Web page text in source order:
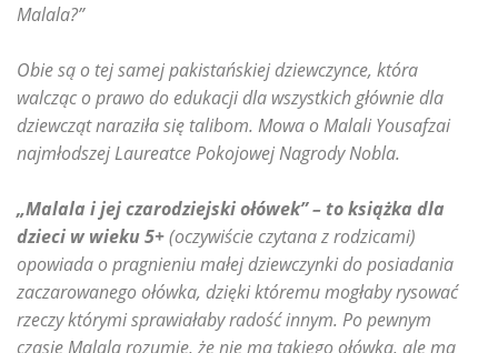
Malala?”
Obie są o tej samej pakistańskiej dziewczynce, która
walcząc o prawo do edukacji dla wszystkich głównie dla
dziewcząt naraziła się talibom. Mowa o Malali Yousafzai
najmłodszej Laureatce Pokojowej Nagrody Nobla.
„Malala i jej czarodziejski ołówek” – to książka dla
dzieci w wieku 5+(oczywiście czytana z rodzicami)
opowiada o pragnieniu małej dziewczynki do posiadania
zaczarowanego ołówka, dzięki któremu mogłaby rysować
rzeczy którymi sprawiałaby radość innym. Po pewnym
czasie Malala rozumie, że nie ma takiego ołówka, ale ma